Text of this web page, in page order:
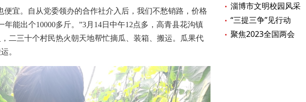
宜。自从党委领办的合作社介入后，我们不愁销路，价格
能出个10000多斤。”3月14日中午12点多，高青县花沟镇
二三十个村民热火朝天地帮忙摘瓜、装箱、搬运。瓜果代
。
淄博市文明校园风采
“三提三争”见行动
聚焦2023全国两会